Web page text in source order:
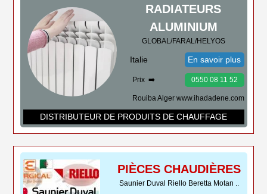
RADIATEURS
ALUMINIUM
GLOBAL/FARAL/HELYOS
Italie En savoir plus
Prix ➡️ 0550 08 11 52
Rouiba Alger www.ihadadene.com
DISTRIBUTEUR DE PRODUITS DE CHAUFFAGE
PIÈCES CHAUDIÈRES
Saunier Duval Riello Beretta Motan ..